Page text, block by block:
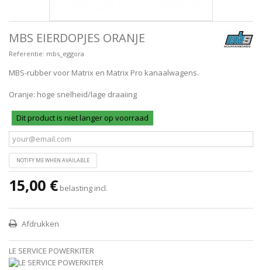
MBS EIERDOPJES ORANJE
Referentie: mbs_eggora
MBS-rubber voor Matrix en Matrix Pro kanaalwagens.
Oranje: hoge snelheid/lage draaiing
Dit product is niet langer op voorraad
NOTIFY ME WHEN AVAILABLE
15,00 € belasting incl.
Afdrukken
LE SERVICE POWERKITER